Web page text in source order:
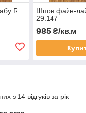
R.
Шпон файн-
29.147
985₴/кв.м
з 14 відгуків за рік